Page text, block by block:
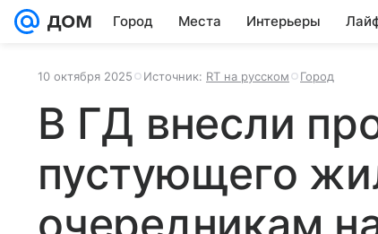
Город Места Интерьеры
10 октября 2025 Источник: RT на русском Город
В ГД внесли
пустующего